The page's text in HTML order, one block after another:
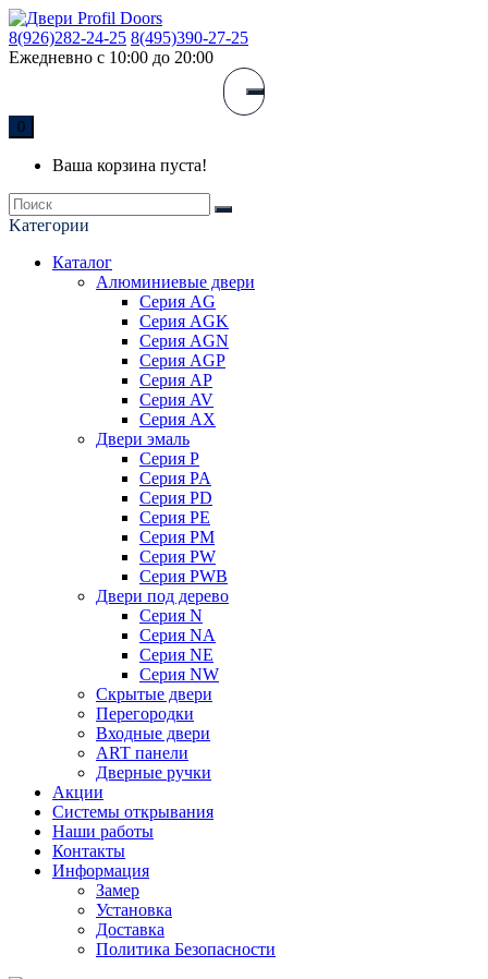
8(926)282-24-25 8(495)390-27-25
Ежедневно с 10:00 до 20:00
0
Ваша корзина пуста!
Kатегории
Каталог
Алюминиевые двери
Серия AG
Серия AGK
Серия AGN
Серия AGP
Серия AP
Серия AV
Серия AX
Двери эмаль
Серия P
Серия PA
Серия PD
Серия PE
Серия PM
Серия PW
Серия PWB
Двери под дерево
Серия N
Серия NA
Серия NE
Серия NW
Скрытые двери
Перегородки
Входные двери
ART панели
Дверные ручки
Акции
Системы открывания
Наши работы
Контакты
Информация
Замер
Установка
Доставка
Политика Безопасности